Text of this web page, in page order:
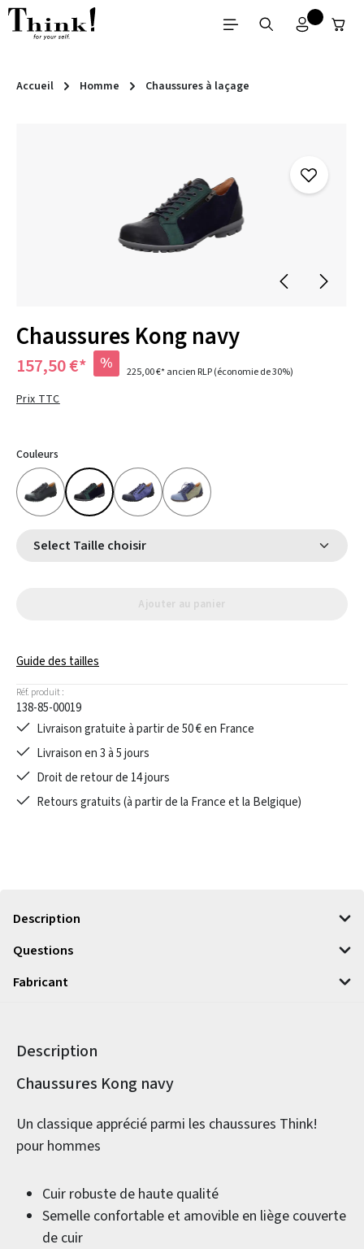
Passer au contenu principal
Accueil Homme Chaussures à laçage
Chaussures Kong navy
157,50 €* % 225,00 €*ancien RLP(économie de 30%)
Prix TTC
Couleurs
Select Taille choisir
Ajouter au panier
Guide des tailles
Réf. produit :
138-85-00019
Livraison gratuite à partir de 50 € en France
Livraison en 3 à 5 jours
Droit de retour de 14 jours
Retours gratuits (à partir de la France et la Belgique)
Description
Questions
Fabricant
Description
Informations sur le produit
Chaussures Kong navy
Un classique apprécié parmi les chaussures Think!
pour hommes
Cuir robuste de haute qualité
Semelle confortable et amovible en liège couverte
de cuir